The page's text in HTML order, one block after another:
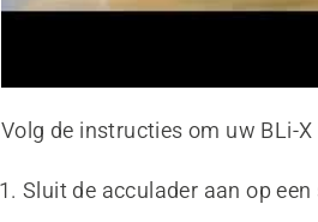
Volg de instructies om uw BLi-
Sluit de acculader aan op